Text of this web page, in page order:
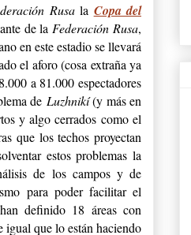
Rusala Copa del
de la Federación Rusa,
en este estadio se llevará
el aforo (cosa extraña ya
a 81.000 espectadores
de Luzhnikí(y más en
y algo cerrados como el
que los techos proyectan
estos problemas la
de los campos y de
para poder facilitar el
definido 18 áreas con
igual que lo están haciendo